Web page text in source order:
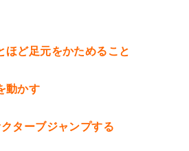
ほど足元をかためること
動かす
ターブジャンプする